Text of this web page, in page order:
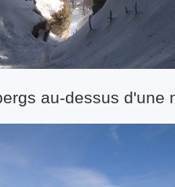
au-dessus d'une